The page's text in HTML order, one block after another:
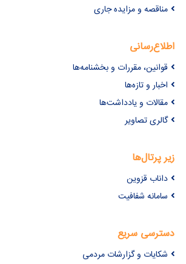
مناقصه و مزایده جاری
اطلاع‌رسانی
قوانین، مقررات و بخشنامه‌ها
اخبار و تازه‌ها
مقالات و یادداشت‌ها
گالری تصاویر
زیر پرتال‌ها
داناب قزوین
سامانه شفافیت
دسترسی سریع
شکایات و گزارشات مردمی